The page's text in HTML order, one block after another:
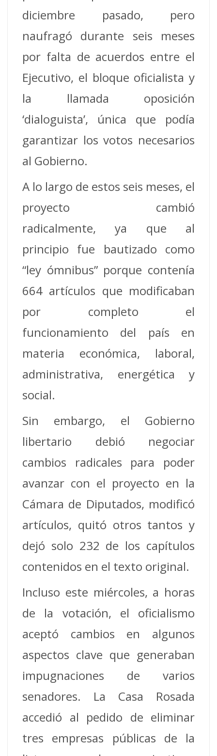
diciembre pasado, pero
naufragó durante seis meses
por falta de acuerdos entre el
Ejecutivo, el bloque oficialista y
la llamada oposición
‘dialoguista’, única que podía
garantizar los votos necesarios
al Gobierno.
A lo largo de estos seis meses, el
proyecto cambió
radicalmente, ya que al
principio fue bautizado como
“ley ómnibus” porque contenía
664 artículos que modificaban
por completo el
funcionamiento del país en
materia económica, laboral,
administrativa, energética y
social.
Sin embargo, el Gobierno
libertario debió negociar
cambios radicales para poder
avanzar con el proyecto en la
Cámara de Diputados, modificó
artículos, quitó otros tantos y
dejó solo 232 de los capítulos
contenidos en el texto original.
Incluso este miércoles, a horas
de la votación, el oficialismo
aceptó cambios en algunos
aspectos clave que generaban
impugnaciones de varios
senadores. La Casa Rosada
accedió al pedido de eliminar
tres empresas públicas de la